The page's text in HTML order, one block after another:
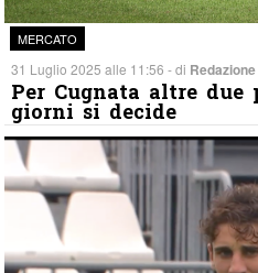
MERCATO
31 Luglio 2025 alle 11:56 - di
Per Cugnata altre
giorni si decide